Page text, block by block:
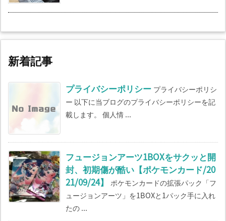
新着記事
プライバシーポリシー プライバシーポリシ
ー 以下に当ブログのプライバシーポリシーを記
載します。 個人情 ...
フュージョンアーツ1BOXをサクッと開
封、初期傷が酷い【ポケモンカード/20
21/09/24】
ポケモンカードの拡張パック「フ
ュージョンアーツ」を1BOXと1パック手に入れ
たの ...